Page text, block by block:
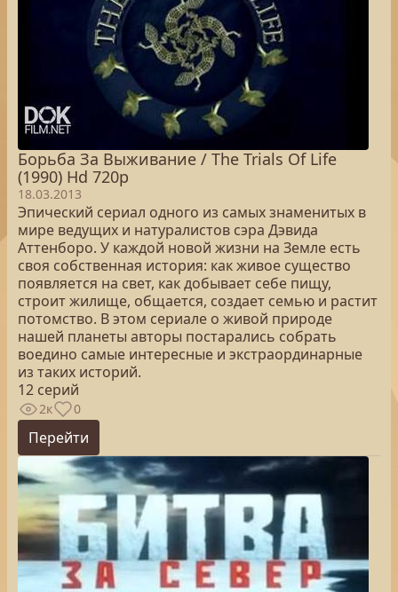
Борьба За Выживание / The Trials Of Life
(1990) Hd 720p
18.03.2013
Эпический сериал одного из самых знаменитых в
мире ведущих и натуралистов сэра Дэвида
Аттенборо. У каждой новой жизни на Земле есть
своя собственная история: как живое существо
появляется на свет, как добывает себе пищу,
строит жилище, общается, создает семью и растит
потомство. В этом сериале о живой природе
нашей планеты авторы постарались собрать
воедино самые интересные и экстраординарные
из таких историй.
12 серий
2к 0
Перейти